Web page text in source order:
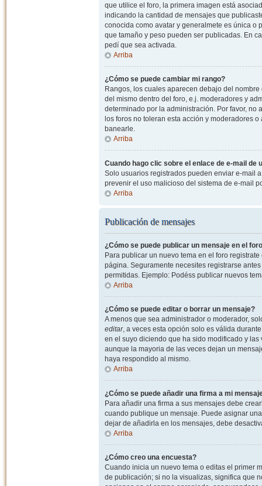
que utilice el foro, la primera imagen está
indicando la cantidad de mensajes que
conocida como avatar y generalmete es única o
que tamaño y peso pueden ser publicadas. En
pedí que sea activada.
Arriba
¿Cómo se puede cambiar mi rango?
Rangos, los cuales aparecen debajo del
del mismo dentro del foro, e.j. moderadores y
determinado por la administración. Por favor,
los foros no toleran esta acción y moderadores
banearle.
Arriba
Cuando hago clic sobre el enlace de e-mail de
Solo usuarios registrados pueden enviar e-mail
prevenir el uso malicioso del sistema de e-mail
Arriba
Publicación de mensajes
¿Cómo se puede publicar un mensaje en el
Para publicar un nuevo tema en el foro
página. Seguramente necesites registrarse
permitidas. Ejemplo: Podéss publicar nuevos
Arriba
¿Cómo se puede editar o borrar un mensaje?
A menos que sea administrador o moderador,
editar, a veces esta opción solo es válida
en el suyo diciendo que ha sido modificado y
aunque la mayoria de las veces dejan un
haya respondido al mismo.
Arriba
¿Cómo se puede añadir una firma a mi
Para añadir una firma a sus mensajes debe
cuando publique un mensaje. Puede asignar
dejar de añadirla en los mensajes, debe
Arriba
¿Cómo creo una encuesta?
Cuando inicia un nuevo tema o editas el primer
de publicación; si no la visualizas, significa que